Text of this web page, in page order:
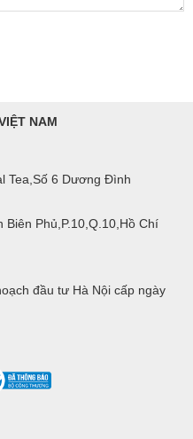
NAM
Tea,Số 6 Dương Đình
Biên Phủ,P.10,Q.10,Hồ Chí
đầu tư Hà Nội cấp ngày